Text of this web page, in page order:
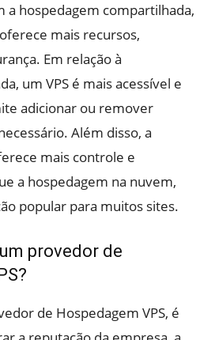
a hospedagem compartilhada,
mais recursos,
Em relação à
um VPS é mais acessível e
adicionar ou remover
Além disso, a
mais controle e
a hospedagem na nuvem,
popular para muitos sites.
provedor de
de Hospedagem VPS, é